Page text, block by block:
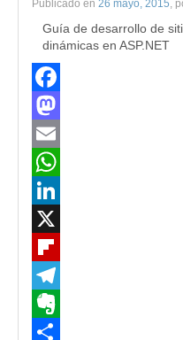
Publicado en 26 mayo, 2015,
Guía de desarrollo de
dinámicas en ASP.NET
Facebook
Mastodon
Email
WhatsApp
LinkedIn
Flipboard
Telegram
Evernote